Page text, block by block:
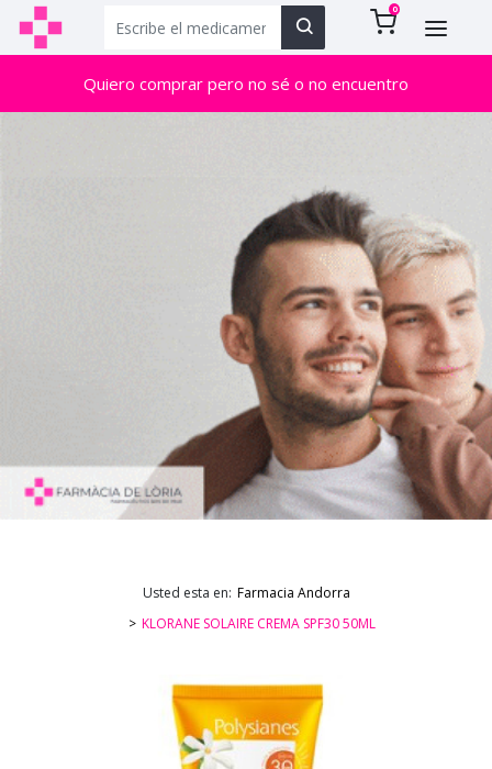
0
Quiero comprar pero no sé o no encuentro
Usted esta en: Farmacia Andorra
KLORANE SOLAIRE CREMA SPF30 50ML